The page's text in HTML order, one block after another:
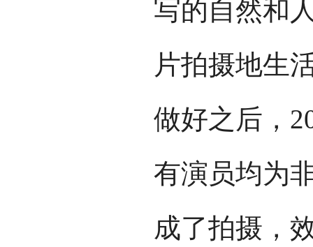
写的自然和
片拍摄地生
做好之后，
有演员均为
成了拍摄，